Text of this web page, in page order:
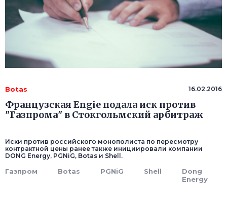
Botas 16.02.2016
Французская Engie подала иск против
"Газпрома" в Стокгольмский арбитраж
Иски против российского монополиста по пересмотру
контрактной цены ранее также инициировали компании
DONG Energy, PGNiG, Botas и Shell.
Газпром Botas PGNiG Shell
Dong
Energy